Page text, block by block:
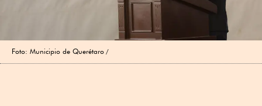
Foto: Municipio de Querétaro